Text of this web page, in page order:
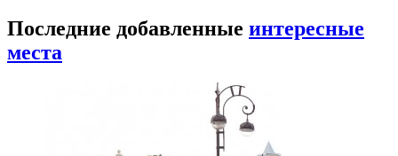
Последние добавленные интересные
места